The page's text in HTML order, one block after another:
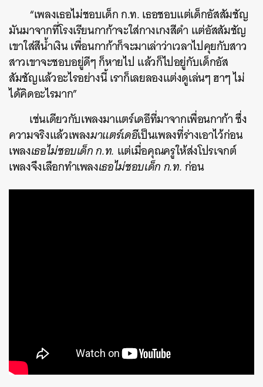
“เพลงเธอไม่ชอบเด็ก ก.ท. เธอชอบแต่เด็กอัสสัมชัญ
มันมาจากที่โรงเรียนกาก้าจะใส่กางเกงสีดำ แต่อัสสัมชัญ
เขาใส่สีน้ำเงิน เพื่อนกาก้าก็จะมาเล่าว่าเวลาไปคุยกับสาว
สาวเขาจะชอบอยู่ดีๆ ก็หายไป แล้วก็ไปอยู่กับเด็กอัส
สัมชัญแล้วอะไรอย่างนี้ เราก็เลยลองแต่งดูเล่นๆ ฮาๆ ไม่
ได้คิดอะไรมาก”
เช่นเดียวกับเพลงมาแตร์เดอีที่มาจากเพื่อนกาก้า ซึ่ง
ความจริงแล้วเพลงมาแตร์เดอีเป็นเพลงที่ร่างเอาไว้ก่อน
เพลงเธอไม่ชอบเด็ก ก.ท. แต่เมื่อคุณครูให้ส่งโปรเจกต์
เพลงจึงเลือกทำเพลงเธอไม่ชอบเด็ก ก.ท.ก่อน